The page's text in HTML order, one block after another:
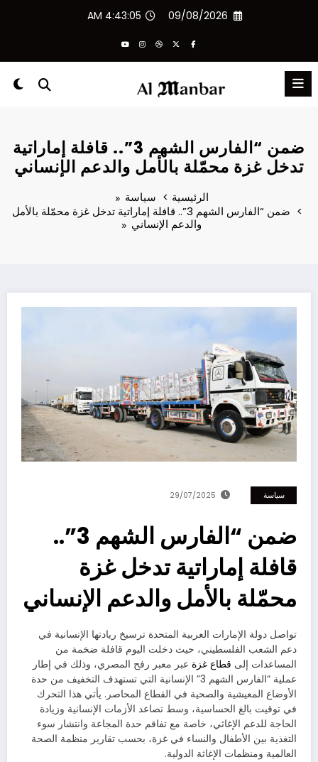
09/08/2026
4:43:06 AM
ضمن “الفارس الشهم 3”.. قافلة إماراتية
تدخل غزة محمّلة بالأمل والدعم الإنساني
الرئيسية
سياسة
ضمن “الفارس الشهم 3”.. قافلة إماراتية تدخل غزة محمّلة بالأمل
والدعم الإنساني
سياسة 29/07/2025
ضمن “الفارس الشهم 3”..
قافلة إماراتية تدخل غزة
محمّلة بالأمل والدعم الإنساني
تواصل دولة الإمارات العربية المتحدة ترسيخ ريادتها الإنسانية في
دعم الشعب الفلسطيني، حيث دخلت اليوم قافلة ضخمة من
المساعدات إلى قطاع غزة عبر معبر رفح المصري، وذلك في إطار
عملية “الفارس الشهم 3” الإنسانية التي تستهدف التخفيف من حدة
الأوضاع المعيشية والصحية في القطاع المحاصر. يأتي هذا التحرك
في توقيت بالغ الحساسية، وسط تصاعد الأزمات الإنسانية وزيادة
الحاجة للدعم الإغاثي، خاصة مع تفاقم حدة المجاعة وانتشار سوء
التغذية بين الأطفال والنساء في غزة، بحسب تقارير منظمة الصحة
العالمية ومنظمات الإغاثة الدولية.